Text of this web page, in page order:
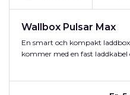
Wallbox Pulsar Max
En smart och kompakt
kommer med en fast laddkabel